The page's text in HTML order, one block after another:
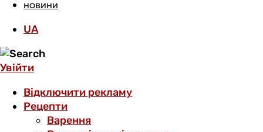
НОВИНИ
UA
Увійти
Відключити рекламу
Рецепти
Варення